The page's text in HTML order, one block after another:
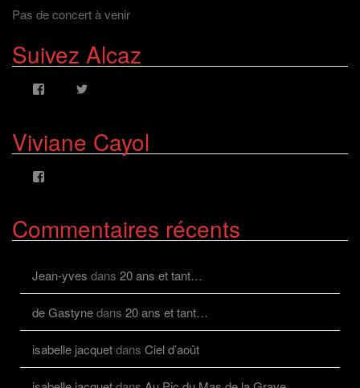
Pas de concert à venir
Suivez Alcaz
AlcazFR
sur
Voir
alcazfr
sur
Viviane Cayol
viviane.cayolalcaz
sur
Commentaires récents
Jean-yves dans 20 ans et tant…
de Gastynedans 20 ans et tant…
isabelle jacquetdans Ciel d’août